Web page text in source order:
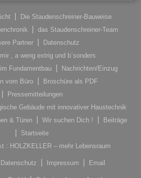
Die Staudenschreiner-Bauweise
das Staudenschreiner-Team
Partner
Datenschutz
, a weng extrig und b´sonders
Fundamentbau
Nachrichten/Einzug
vom Büro
Broschüre als PDF
Pressemitteilungen
Gebäude mit innovativer Haustechnik
& Türen
Wir suchen Dich !
Beiträge
Startseite
: HOLZKELLER – mehr Lebensraum
Datenschutz Impressum Email